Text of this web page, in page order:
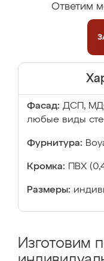
Ответим
Фасад: ДСП,
любые виды
Фурнитура:
Кромка: ПВХ
Размеры:
Изготовим